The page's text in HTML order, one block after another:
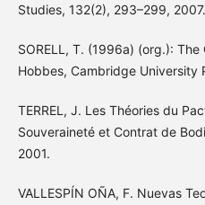
Studies, 132(2), 293–299, 2007.
SORELL, T. (1996a) (org.):
Hobbes, Cambridge University
TERREL, J. Les Théories du
Souveraineté et Contrat de
2001.
VALLESPÍN OÑA, F. Nuevas